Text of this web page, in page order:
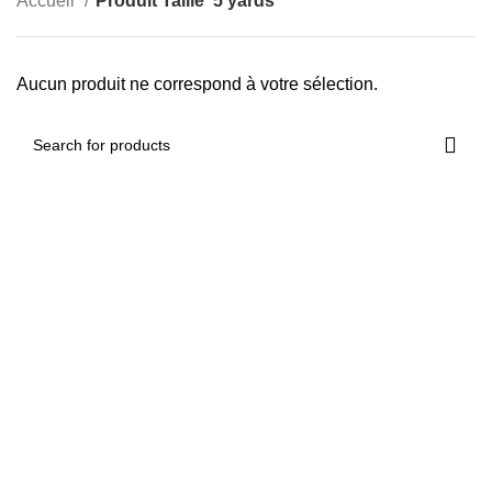
Aucun produit ne correspond à votre sélection.